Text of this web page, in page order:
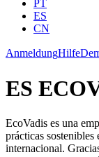
PT
ES
CN
AnmeldungHilfe
ES
EcoVadis es una
prácticas sostenibles
internacional.